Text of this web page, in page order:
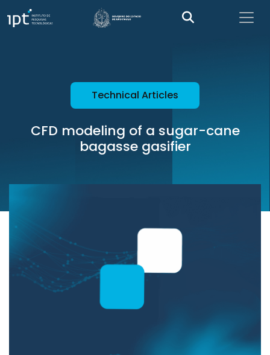
Technical Articles
CFD modeling of a sugar-cane
bagasse gasifier